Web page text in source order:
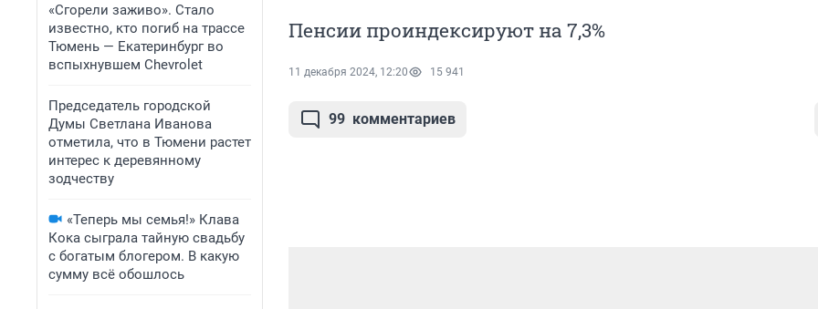
«Сгорели заживо». Стало
известно, кто погиб на трассе
Тюмень — Екатеринбург во
вспыхнувшем Chevrolet
Председатель городской
Думы Светлана Иванова
отметила, что в Тюмени растет
интерес к деревянному
зодчеству
«Теперь мы семья!» Клава
Кока сыграла тайную свадьбу
с богатым блогером. В какую
сумму всё обошлось
Пенсии проиндексируют на 7,3%
11 декабря 2024, 12:20 15 941
99 комментариев